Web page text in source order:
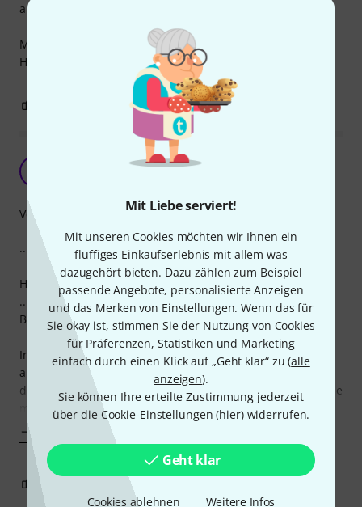
Mit Liebe serviert!
Mit unseren Cookies möchten wir Ihnen ein
fluffiges Einkaufserlebnis mit allem was
dazugehört bieten. Dazu zählen zum Beispiel
passende Angebote, personalisierte Anzeigen
und das Merken von Einstellungen. Wenn das für
Sie okay ist, stimmen Sie der Nutzung von Cookies
für Präferenzen, Statistiken und Marketing
einfach durch einen Klick auf „Geht klar“ zu (alle
anzeigen).
Sie können Ihre erteilte Zustimmung jederzeit
über die Cookie-Einstellungen (hier) widerrufen.
Geht klar
Cookies ablehnen Weitere Infos
ausschließlich diese hier genutzt.
Mein Fazit: gute, haltbare Schrauben aus gutem Material.
Hier macht man nichts falsch.
BEWERTUNG MELDEN
5 Sterne nicht nur wegen des Namens ...
... sondern weil die Dinger wirklich was aushalten!
Habe schon viele Gitarren gebaut, repariert und umgebaut
... nicht nur einmal ist dabei ein Kopf einer
Billighalsschraube abgebrochen.
Irgendwann habe ich dann die Fenderschrauben
ausprobiert ... seitdem nehme ich nur noch diese, denn
damit kann man den Hals so oft ab- und dranschrauben wie
Mehr anzeigen
Verarbeitung